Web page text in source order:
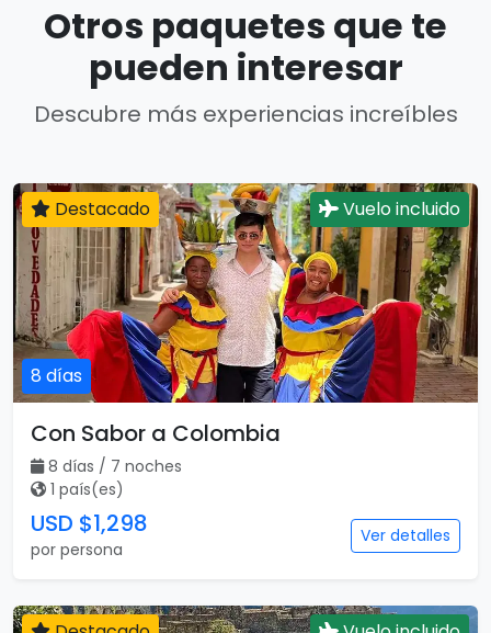
Otros paquetes que te
pueden interesar
Descubre más experiencias increíbles
8 días
Destacado Vuelo incluido
Con Sabor a Colombia
8 días / 7 noches
1 país(es)
USD $1,298
por persona
Ver detalles